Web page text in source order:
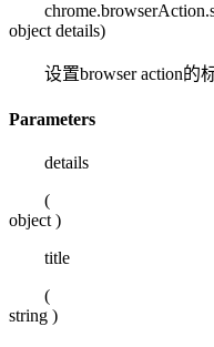
object details)
设置browser action的
Parameters
details
(
object )
title
(
string )